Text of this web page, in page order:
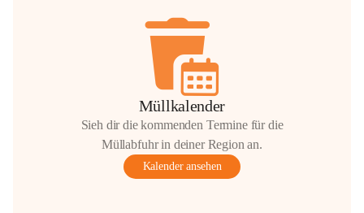
Müllkalender
Sieh dir die kommenden Termine für die
Müllabfuhr in deiner Region an.
Kalender ansehen